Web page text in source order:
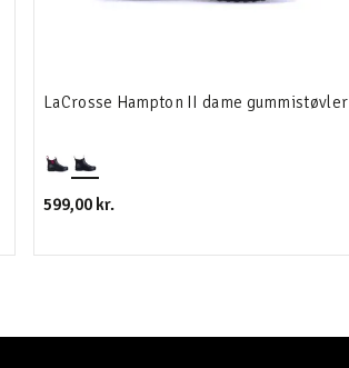
LaCrosse Hampton II dame gummistøvler
599,00 kr.